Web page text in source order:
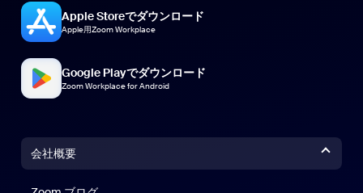
Apple Storeでダウンロード
Apple用Zoom Workplace
Google Playでダウンロード
Zoom Workplace for Android
会社概要